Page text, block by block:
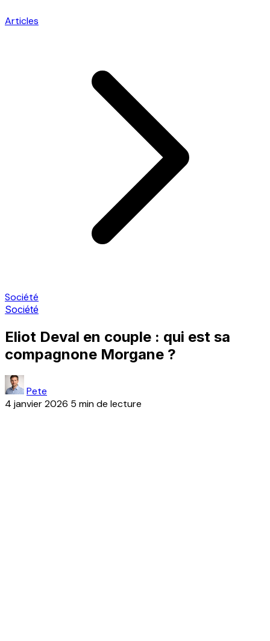
Articles
Société
Société
Eliot Deval en couple : qui est sa
compagnone Morgane ?
Pete
4 janvier 2026 5 min de lecture